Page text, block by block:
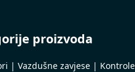
proizvoda
| Vazdušne zavjese |